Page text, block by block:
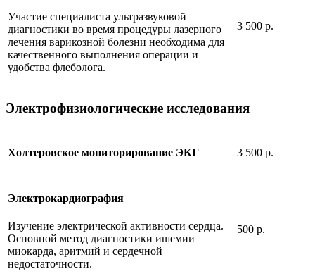
Участие специалиста ультразвуковой
диагностики во время процедуры лазерного
лечения варикозной болезни необходима для
качественного выполнения операции и
удобства флеболога.
3 500 р.
Электрофизиологические исследования
Холтеровское мониторирование ЭКГ 3 500 р.
Электрокардиография
Изучение электрической активности сердца.
Основной метод диагностики ишемии
миокарда, аритмий и сердечной
недостаточности.
500 р.